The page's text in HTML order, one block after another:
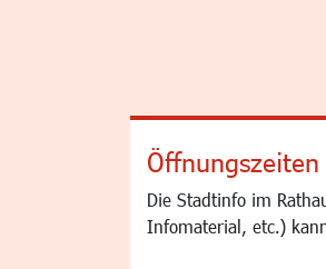
Öffnungszeiten
Die Stadtinfo im
Infomaterial, etc.)